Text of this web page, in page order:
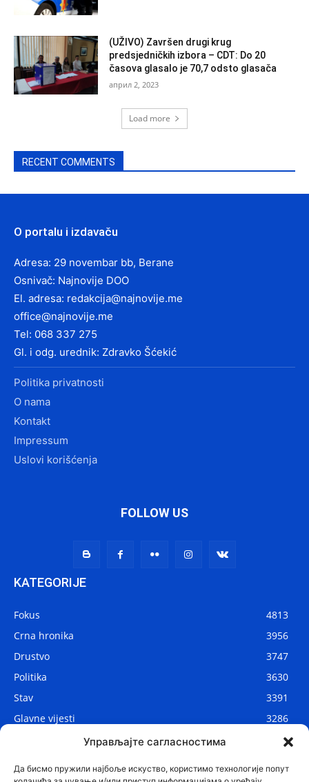
Управљајте сагласностима
Да бисмо пружили најбоље искуство, користимо технологије попут
(UŽIVO) Završen drugi krug
predsjedničkih izbora – CDT: Do 20
časova glasalo je 70,7 odsto glasača
април 2, 2023
Load more
RECENT COMMENTS
O portalu i izdavaču
Adresa: 29 novembar bb, Berane
Osnivač: Najnovije DOO
El. adresa: redakcija@najnovije.me
office@najnovije.me
Tel: 068 337 275
Gl. i odg. urednik: Zdravko Šćekić
Politika privatnosti
O nama
Kontakt
Impressum
Uslovi korišćenja
FOLLOW US
KATEGORIJE
Fokus
4813
Crna hronika
3956
Drustvo
3747
Politika
3630
Stav
3391
Glavne vijesti
3286
2908